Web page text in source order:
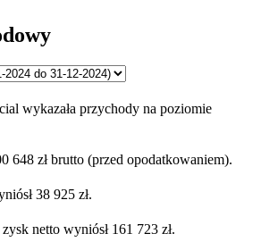
wykazała przychody na poziomie
648 zł brutto (przed opodatkowaniem).
38 925 zł.
netto wyniósł 161 723 zł.